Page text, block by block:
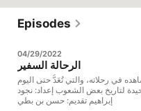
Episodes
04/29/2022
الرحالة السفير
في رحلاته، والتي تُعَدُّ حتى اليوم
لتاريخ بعض الشعوب إعداد: نجود
إبراهيم تقديم: حسن بن بطي